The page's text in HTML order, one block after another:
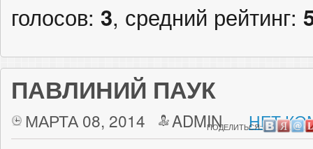
голосов: 3, средний рейтинг:
ПАВЛИНИЙ ПАУК
МАРТА 08, 2014 ADMIN НЕТ
ПОДЕЛИТЬСЯ: